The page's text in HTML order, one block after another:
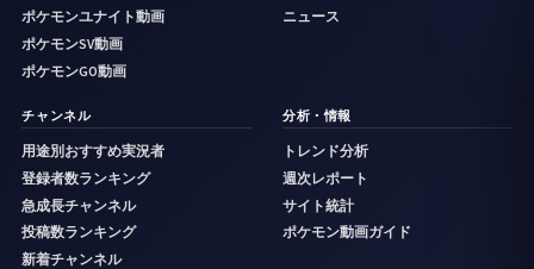
ポケモンユナイト動画
ポケモンSV動画
ポケモンGO動画
ニュース
チャンネル
用途別おすすめ実況者
登録者数ランキング
急成長チャンネル
投稿数ランキング
新着チャンネル
分析・情報
トレンド分析
週次レポート
サイト統計
ポケモン動画ガイド